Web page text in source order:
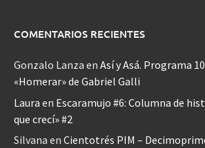
COMENTARIOS RECIENTES
Gonzalo Lanza en Así y Asá. Programa
«Homerar» de Gabriel Galli
Laura en Escaramujo #6: Columna de
que crecí» #2
Silvana en Cientotrés PIM –